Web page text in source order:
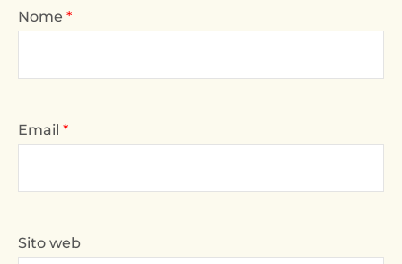
Nome *
Email *
Sito web